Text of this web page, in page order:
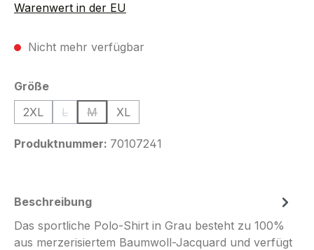
Warenwert in der EU
Nicht mehr verfügbar
Größeauswählen
2XL
L
(Diese Option ist zurzeit nicht verfügbar.)
M
(Diese Option ist zurzeit nicht verfügbar.)
XL
Produktnummer: 70107241
Beschreibung
Das sportliche Polo-Shirt in Grau besteht zu 100%
aus merzerisiertem Baumwoll-Jacquard und verfügt